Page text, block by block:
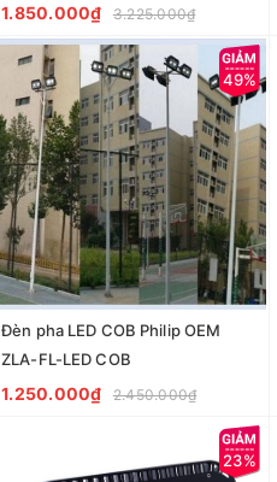
1.850.000₫ 3.225.000₫
49%
Đèn pha LED COB Philip OEM
ZLA-FL-LED COB
1.250.000₫ 2.450.000₫
23%